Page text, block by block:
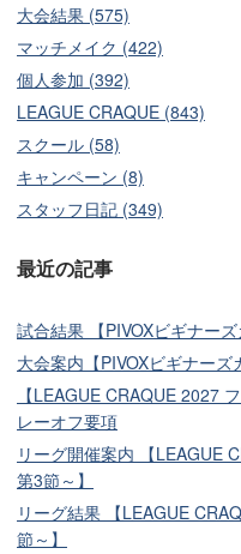
大会結果 (575)
マッチメイク (422)
個人参加 (392)
LEAGUE CRAQUE (843)
スクール (58)
キャンペーン (8)
スタッフ日記 (349)
最近の記事
試合結果 【PIVOXビギナーズ
大会案内【PIVOXビギナーズ
【LEAGUE CRAQUE 2027
レーオフ要項
リーグ開催案内 【LEAGUE
第3節～】
リーグ結果 【LEAGUE
節～】